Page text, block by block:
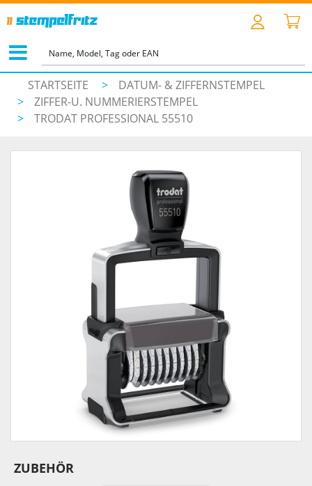
STARTSEITE >
DATUM- & ZIFFERNSTEMPEL
>
ZIFFER-U. NUMMERIERSTEMPEL
>
TRODAT PROFESSIONAL 55510
ZUBEHÖR